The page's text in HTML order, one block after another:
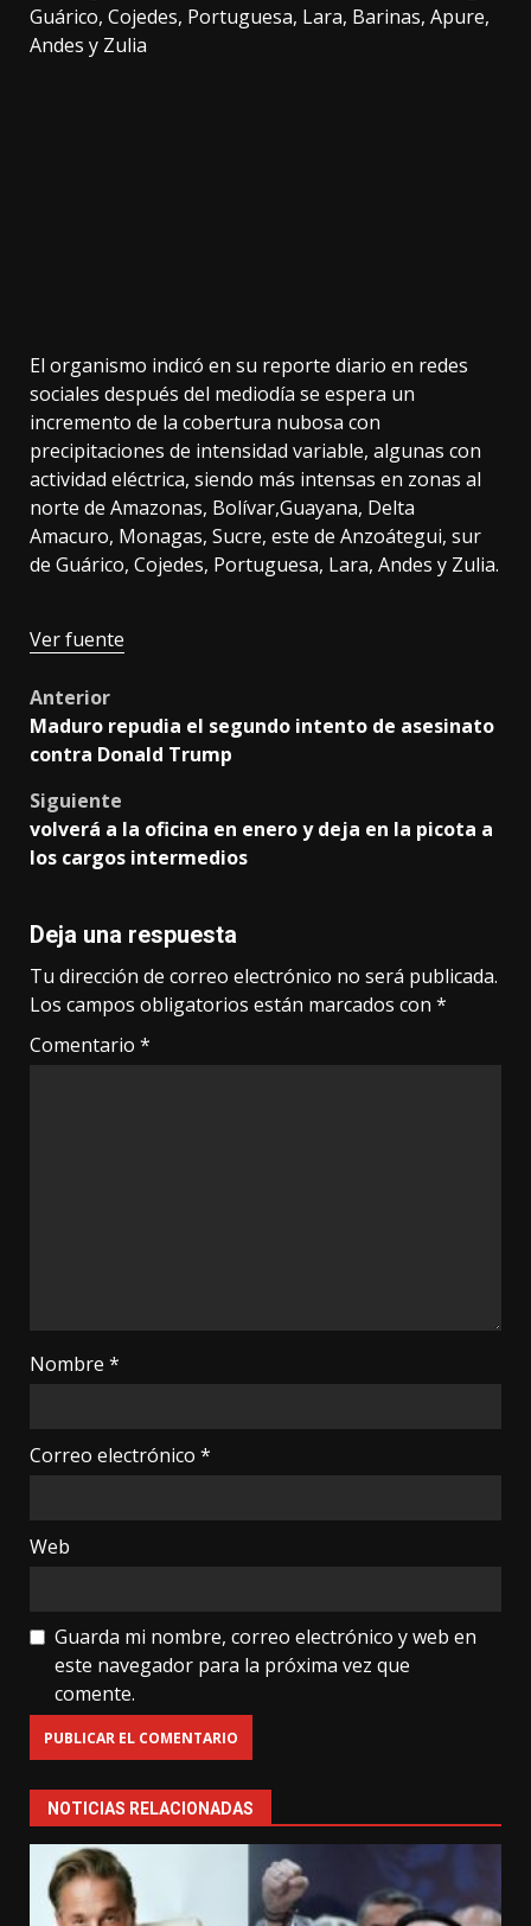
Guárico, Cojedes, Portuguesa, Lara, Barinas, Apure,
Andes y Zulia
El organismo indicó en su reporte diario en redes
sociales después del mediodía se espera un
incremento de la cobertura nubosa con
precipitaciones de intensidad variable, algunas con
actividad eléctrica, siendo más intensas en zonas al
norte de Amazonas, Bolívar,Guayana, Delta
Amacuro, Monagas, Sucre, este de Anzoátegui, sur
de Guárico, Cojedes, Portuguesa, Lara, Andes y Zulia.
Ver fuente
Post
navigation
Anterior
Maduro repudia el segundo intento de asesinato
contra Donald Trump
Siguiente
volverá a la oficina en enero y deja en la picota a
los cargos intermedios
Deja una respuesta
Tu dirección de correo electrónico no será publicada.
Los campos obligatorios están marcados con *
Comentario *
Nombre *
Correo electrónico *
Web
Guarda mi nombre, correo electrónico y web en
este navegador para la próxima vez que
comente.
NOTICIAS RELACIONADAS